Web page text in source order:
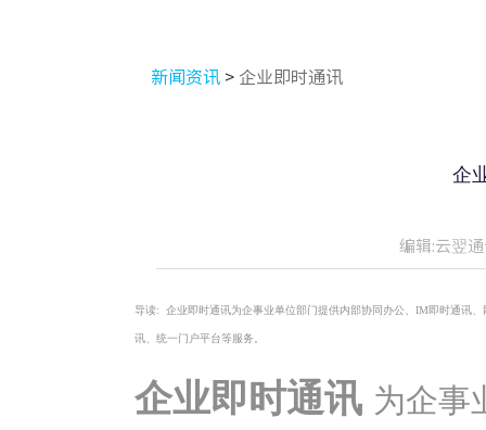
新闻资讯 > 企业即时通讯
企
编辑:云翌
导读: 企业即时通讯为企事业单位部门提供内部协同办公、IM即时通讯
讯、统一门户平台等服务。
企业即时通讯 为企事